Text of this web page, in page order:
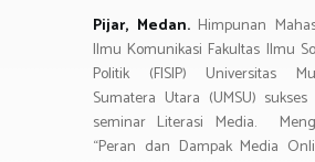
p
Pijar, Medan. Himpunan
Ilmu Komunikasi Fakultas Ilmu
Politik (FISIP) Universitas
Sumatera Utara (UMSU)
seminar Literasi Media.
“Peran dan Dampak Media